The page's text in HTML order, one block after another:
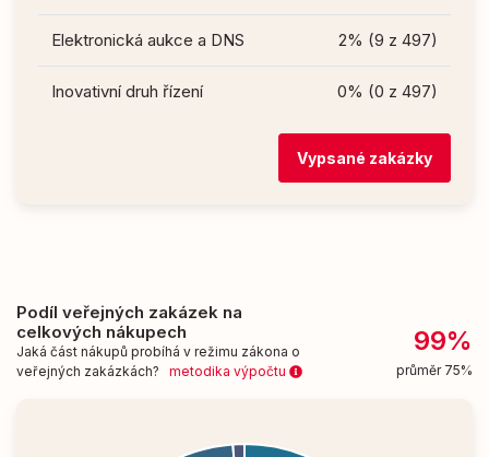
Elektronická aukce a DNS 2% (9 z 497)
Inovativní druh řízení 0% (0 z 497)
Vypsané zakázky
Podíl veřejných zakázek na
celkových nákupech
Jaká část nákupů probíhá v režimu zákona o
veřejných zakázkách? metodika výpočtu
99%
průměr 75%